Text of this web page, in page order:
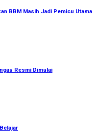
BBM Masih Jadi Pemicu Utama
Resmi Dimulai